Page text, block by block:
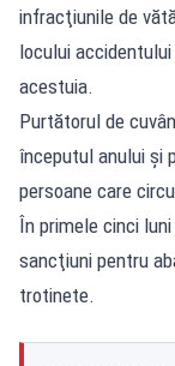
infracţiunile de
locului
acestuia.
Purtătorul de
începutul anului și
persoane care
În primele cinci
sancţiuni pentru
trotinete.